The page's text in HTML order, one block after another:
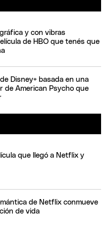
y con vibras
de HBO que tenés que
Disney+ basada en una
de American Psycho que
que llegó a Netflix y
de Netflix conmueve
de vida